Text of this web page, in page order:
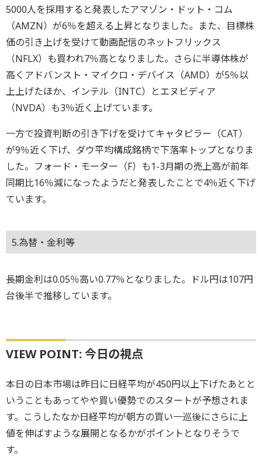
5000人を採用すると発表したアマゾン・ドット・コム
（AMZN）が6％を超える上昇となりました。また、目標株
価の引き上げを受けて動画配信のネットフリックス
（NFLX）も買われ7％高となりました。さらに半導体株が
高くアドバンスト・マイクロ・デバイス（AMD）が5％以
上上げたほか、インテル（INTC）とエヌビディア
（NVDA）も3％近く上げています。
一方で投資判断の引き下げを受けてキャタピラー（CAT）
が9％近く下げ、ダウ平均構成銘柄で下落率トップとなりま
した。フォード・モーター（F）も1-3月期の売上高が前年
同期比16％減になったようだと発表したことで4％近く下げ
ています。
5.為替・金利等
長期金利は0.05％高い0.77％となりました。ドル円は107円
台後半で推移しています。
VIEW POINT: 今日の視点
本日の日本市場は昨日に日経平均が450円以上下げたあとと
いうこともあってやや買い優勢でのスタートが予想されま
す。こうしたなか日経平均が朝方の買い一巡後にさらに上
値を伸ばすような展開となるかがポイントとなりそうで
す。